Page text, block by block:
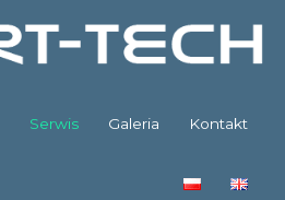
Serwis Galeria Kontakt